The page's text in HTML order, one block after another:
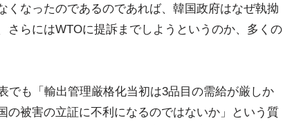
くなったのであるのであれば、韓国政府はなぜ執拗
さらにはWTOに提訴までしようというのか、多くの
でも「輸出管理厳格化当初は3品目の需給が厳しか
の被害の立証に不利になるのではないか」という質